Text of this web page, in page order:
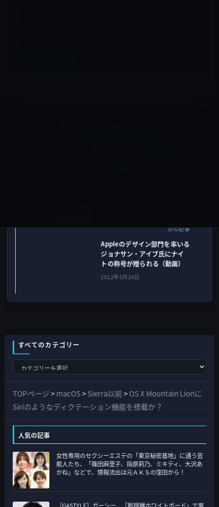
次の記事
Appleのデザイン部門を率いる
ジョナサン・アイブ氏にナイ
トの称号が贈られる（動画）
2012年5月24日
すべてのカテゴリー
て
の
ゴ
リ
ー
TOPページ>macOS>Sierra以前>OS X Mountain Lionに
Siriのようなディクテーション機能を搭載か？
人気の記事
女性専用のセクシーエステの「東京秘密基地」に通う芸
能人たち、「篠田麻里子、指原莉乃、ミキティ、大沢あ
かね」などで、情報流出は元ＡＫＳの窪田から！